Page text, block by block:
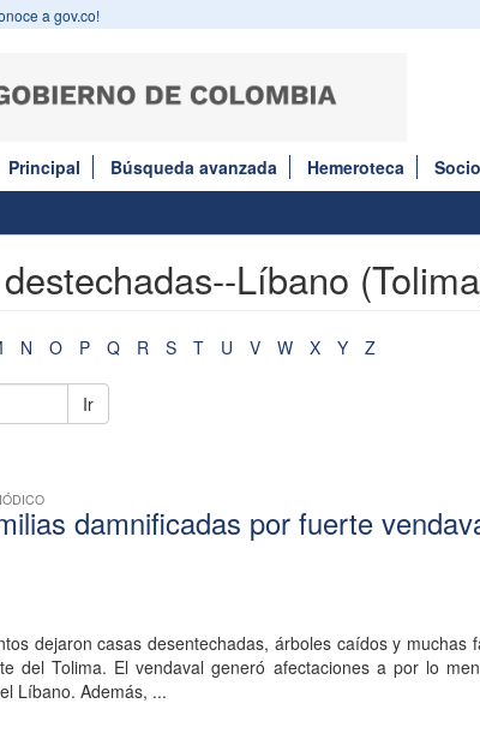
a gov.co!
Principal Búsqueda avanzada Hemeroteca
Líbano
N O P Q R S T U V W X Y Z
Ir
damnificadas por fuerte
dejaron casas desentechadas, árboles caídos y muchas
del Tolima. El vendaval generó afectaciones a por lo
Líbano. Además, ...